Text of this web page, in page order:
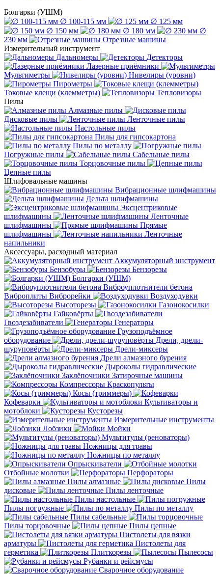
Болгарки (УШМ)
∅ 100-115 мм
∅ 125 мм
∅ 150 мм
∅ 180 мм
∅
230 мм
Отрезные машины
Измерительный инструмент
Дальномеры
Детекторы
Лазерные приёмники
Мультиметры
Нивелиры (уровни)
Пирометры
Токовые клещи (клемметры)
Тепловизоры
Пилы
Алмазные пилы
Дисковые пилы
Ленточные пилы
Настольные пилы
Пилы для гипсокартона
Пилы по металлу
Погружные пилы
Сабельные пилы
Торцовочные пилы
Цепные пилы
Шлифовальные машины
Вибрационные шлифмашины
Дельта шлифмашины
Эксцентриковые
шлифмашины
Ленточные
шлифмашины
Прямые
шлифмашины
Ленточные
напильники
Аксессуары, расходный материал
Аккумуляторный инструмент
Бензобуры
Бензорезы
Болгарки (УШМ)
Виброуплотнители бетона
Виброплиты Виброрейки
Воздуходувки
Высоторезы
Газонокосилки
Гайковёрты
Гвоздезабиватели
Генераторы
Грузоподъёмное
оборудование
Дрели, дрели-
шуруповёрты
Дрели-миксеры
Дрели алмазного бурения
Дыроколы гидравлические
Заклёпочники Затирочные машины
Компрессоры Краскопульты
Косы (триммеры)
Кофеварки
Культиваторы и
мотоблоки
Кусторезы
Измерительные инструменты
Лобзики
Мойки
Мультитулы (реноваторы)
Ножницы для травы
Ножницы по металлу
Опрыскиватели
Отбойные молотки
Перфораторы
Пилы алмазные
Пилы
дисковые
Пилы ленточные
Пилы настольные
Пилы погружные
Пилы по металлу
Пилы сабельные
Пилы торцовочные
Пилы цепные
Пистолеты для вязки
арматуры
Пистолеты для
герметика
Плиткорезы
Пылесосы
Рубанки и рейсмусы
Сварочное оборудование